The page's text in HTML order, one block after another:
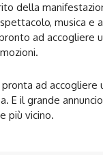
della
musica e
ad accogliere
ad accogliere
E il grande
più vicino.